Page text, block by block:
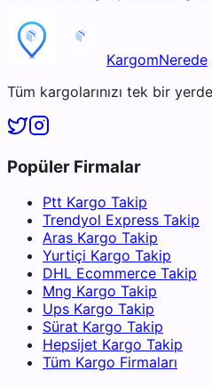
KargomNerede
Tüm kargolarınızı tek bir
Popüler Firmalar
Ptt Kargo Takip
Trendyol Express Takip
Aras Kargo Takip
Yurtiçi Kargo Takip
DHL Ecommerce Takip
Mng Kargo Takip
Ups Kargo Takip
Sürat Kargo Takip
Hepsijet Kargo Takip
Tüm Kargo Firmaları